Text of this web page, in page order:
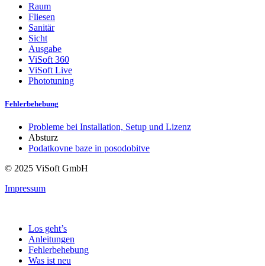
Raum
Fliesen
Sanitär
Sicht
Ausgabe
ViSoft 360
ViSoft Live
Phototuning
Fehlerbehebung
Probleme bei Installation, Setup und Lizenz
Absturz
Podatkovne baze in posodobitve
© 2025 ViSoft GmbH
Impressum
Los geht’s
Anleitungen
Fehlerbehebung
Was ist neu